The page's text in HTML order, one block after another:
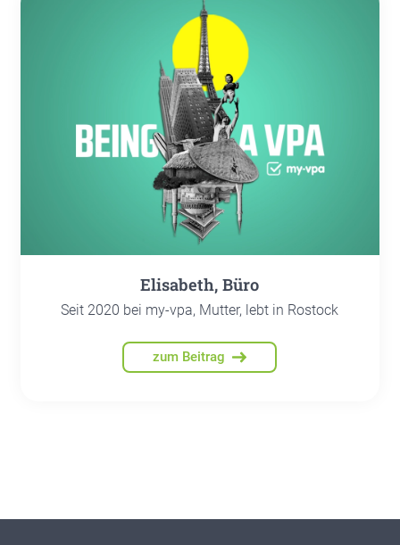
Eli­sa­beth, Büro
Seit 2020 bei my-vpa, Mutter, lebt in Rostock
zum Beitrag